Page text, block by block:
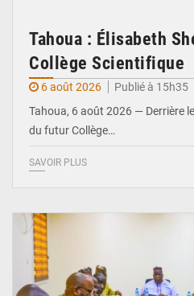
Tahoua : Élisabeth
Collège Scientifique
6 août 2026
Publié à 15h35
Tahoua, 6 août 2026 — Derrière
du futur Collège…
SAVOIR PLUS